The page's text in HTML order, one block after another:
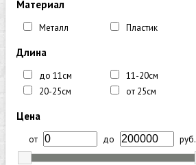
Материал
Металл Пластик
Длина
до 11см
11-20см
20-25см
от 25см
Цена
от до руб.